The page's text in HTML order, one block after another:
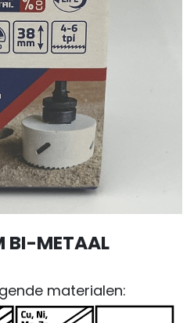
BI-METAAL
materialen: